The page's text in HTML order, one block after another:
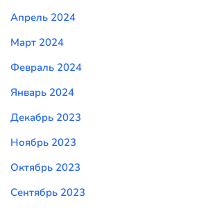
Апрель 2024
Март 2024
Февраль 2024
Январь 2024
Декабрь 2023
Ноябрь 2023
Октябрь 2023
Сентябрь 2023